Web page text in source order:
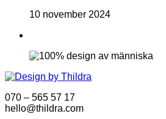
10 november 2024
070 – 565 57 17
hello@thildra.com